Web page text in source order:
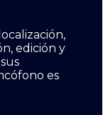
edición y
es